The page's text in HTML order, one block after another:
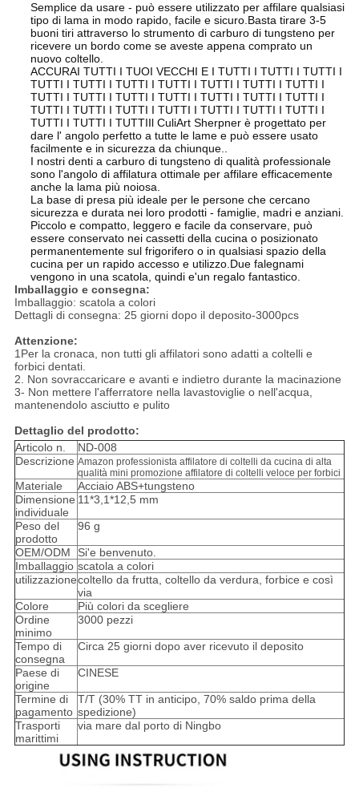
Semplice da usare - può essere utilizzato per affilare qualsiasi
tipo di lama in modo rapido, facile e sicuro.Basta tirare 3-5
buoni tiri attraverso lo strumento di carburo di tungsteno per
ricevere un bordo come se aveste appena comprato un
nuovo coltello.
ACCURAI TUTTI I TUOI VECCHI E I TUTTI I TUTTI I TUTTI I
TUTTI I TUTTI I TUTTI I TUTTI I TUTTI I TUTTI I TUTTI I
TUTTI I TUTTI I TUTTI I TUTTI I TUTTI I TUTTI I TUTTI I
TUTTI I TUTTI I TUTTI I TUTTI I TUTTI I TUTTI I TUTTI I
TUTTI I TUTTI I TUTTIIl CuliArt Sherpner è progettato per
dare l' angolo perfetto a tutte le lame e può essere usato
facilmente e in sicurezza da chiunque..
I nostri denti a carburo di tungsteno di qualità professionale
sono l'angolo di affilatura ottimale per affilare efficacemente
anche la lama più noiosa.
La base di presa più ideale per le persone che cercano
sicurezza e durata nei loro prodotti - famiglie, madri e anziani.
Piccolo e compatto, leggero e facile da conservare, può
essere conservato nei cassetti della cucina o posizionato
permanentemente sul frigorifero o in qualsiasi spazio della
cucina per un rapido accesso e utilizzo.Due falegnami
vengono in una scatola, quindi e'un regalo fantastico.
Imballaggio e consegna:
Imballaggio: scatola a colori
Dettagli di consegna: 25 giorni dopo il deposito-3000pcs
Attenzione:
1Per la cronaca, non tutti gli affilatori sono adatti a coltelli e
forbici dentati.
2. Non sovraccaricare e avanti e indietro durante la macinazione
3- Non mettere l'afferratore nella lavastoviglie o nell'acqua,
mantenendolo asciutto e pulito
Dettaglio del prodotto:
Articolo n.
ND-008
Descrizione Amazon professionista affilatore di coltelli da cucina di alta
qualità mini promozione affilatore di coltelli veloce per forbici
Materiale
Acciaio ABS+tungsteno
Dimensione
individuale
11*3,1*12,5 mm
Peso del
prodotto
96 g
OEM/ODM
Si'e benvenuto.
Imballaggio scatola a colori
utilizzazionecoltello da frutta, coltello da verdura, forbice e così
via
Colore
Più colori da scegliere
Ordine
minimo
3000 pezzi
Tempo di
consegna
Circa 25 giorni dopo aver ricevuto il deposito
Paese di
origine
CINESE
Termine di
pagamento
T/T (30% TT in anticipo, 70% saldo prima della
spedizione)
Trasporti
marittimi
via mare dal porto di Ningbo